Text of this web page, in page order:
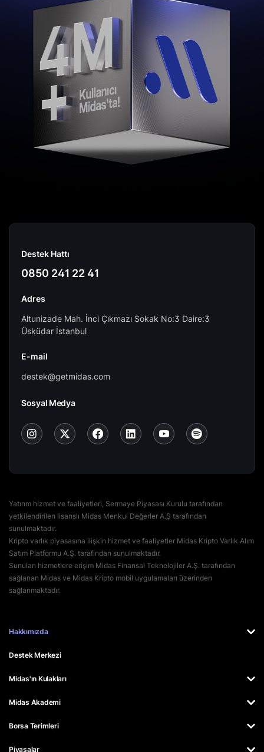
Hakkımızda
Destek Merkezi
Midas'ın Kulakları
Midas Akademi
Borsa Terimleri
Piyasalar
Destek Hattı
0850 241 22 41
Adres
Altunizade Mah. İnci Çıkmazı Sokak No:3 Daire:3
Üsküdar İstanbul
E-mail
destek@getmidas.com
Sosyal Medya
Yatırım hizmet ve faaliyetleri, Sermaye Piyasası Kurulu tarafından
yetkilendirilen lisanslı Midas Menkul Değerler A.Ş tarafından
sunulmaktadır.
Kripto varlık piyasasına ilişkin hizmet ve faaliyetler Midas Kripto Varlık Alım
Satım Platformu A.Ş. tarafından sunulmaktadır.
Sunulan hizmetlere erişim Midas Finansal Teknolojiler A.Ş. tarafından
sağlanan Midas ve Midas Kripto mobil uygulamaları üzerinden
sağlanmaktadır.